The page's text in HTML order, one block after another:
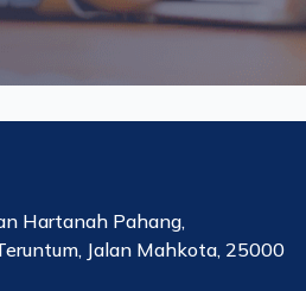
Hartanah Pahang,
Jalan Mahkota, 25000